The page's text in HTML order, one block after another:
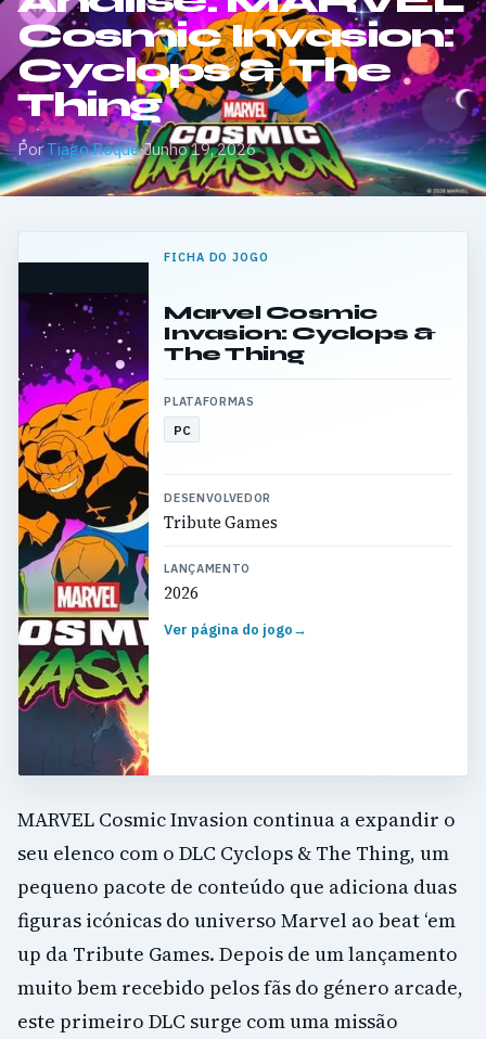
Cosmic Invasion:
Cyclops & The
Thing
PorTiago Roque·Junho 19, 2026
FICHA DO JOGO
Marvel Cosmic
Invasion: Cyclops &
The Thing
PLATAFORMAS
PC
DESENVOLVEDOR
Tribute Games
LANÇAMENTO
2026
Ver página do jogo→
MARVEL Cosmic Invasion continua a expandir o
seu elenco com o DLC Cyclops & The Thing, um
pequeno pacote de conteúdo que adiciona duas
figuras icónicas do universo Marvel ao beat ‘em
up da Tribute Games. Depois de um lançamento
muito bem recebido pelos fãs do género arcade,
este primeiro DLC surge com uma missão